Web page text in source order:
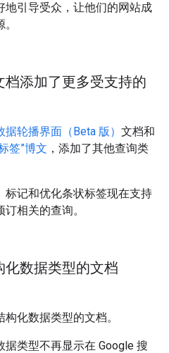
地引导受众，让他们的网站成
档添加了更多受支持的
据轮播界面（Beta 版） 文档和
签”博文 ，添加了其他查询类
标记和优化条状标签现在支持
相关的查询。
数据类型的文档
构化数据类型的文档。
据类型不再显示在 Google 搜